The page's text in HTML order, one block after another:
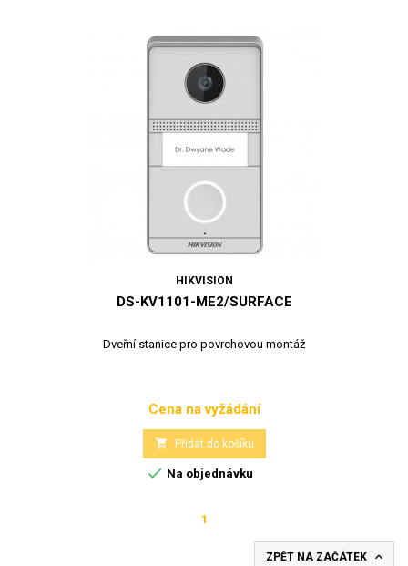
HIKVISION
DS-KV1101-ME2/SURFACE
Dveřní stanice pro povrchovou montáž
Cena
Cena na vyžádání
 Přidat do košíku
 Na objednávku
1
ZPĚT NA ZAČÁTEK 